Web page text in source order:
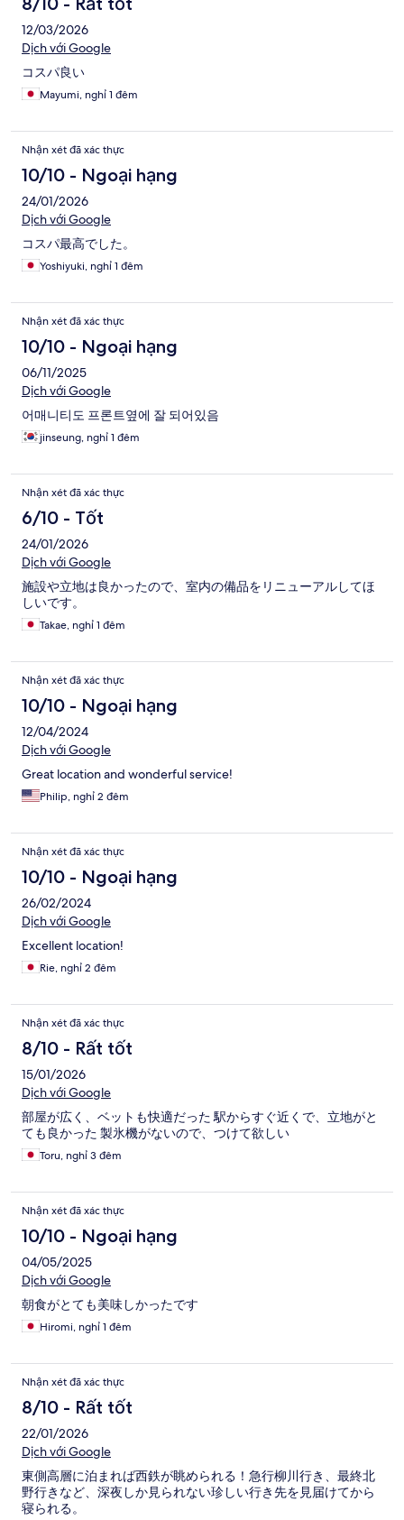
12/03/2026
Dịch với Google
コスパ良い
Mayumi, nghỉ 1 đêm
Nhận xét đã xác thực
10/10 - Ngoại hạng
24/01/2026
Dịch với Google
コスパ最高でした。
Yoshiyuki, nghỉ 1 đêm
Nhận xét đã xác thực
10/10 - Ngoại hạng
06/11/2025
Dịch với Google
어매니티도 프론트옆에 잘 되어있음
jinseung, nghỉ 1 đêm
Nhận xét đã xác thực
6/10 - Tốt
24/01/2026
Dịch với Google
施設や立地は良かったので、室内の備品をリニューアルしてほ
しいです。
Takae, nghỉ 1 đêm
Nhận xét đã xác thực
10/10 - Ngoại hạng
12/04/2024
Dịch với Google
Great location and wonderful service!
Philip, nghỉ 2 đêm
Nhận xét đã xác thực
10/10 - Ngoại hạng
26/02/2024
Dịch với Google
Excellent location!
Rie, nghỉ 2 đêm
Nhận xét đã xác thực
8/10 - Rất tốt
15/01/2026
Dịch với Google
部屋が広く、ベットも快適だった 駅からすぐ近くで、立地がと
ても良かった 製氷機がないので、つけて欲しい
Toru, nghỉ 3 đêm
Nhận xét đã xác thực
10/10 - Ngoại hạng
04/05/2025
Dịch với Google
朝食がとても美味しかったです
Hiromi, nghỉ 1 đêm
Nhận xét đã xác thực
8/10 - Rất tốt
22/01/2026
Dịch với Google
東側高層に泊まれば西鉄が眺められる！急行柳川行き、最終北
野行きなど、深夜しか見られない珍しい行き先を見届けてから
寝られる。